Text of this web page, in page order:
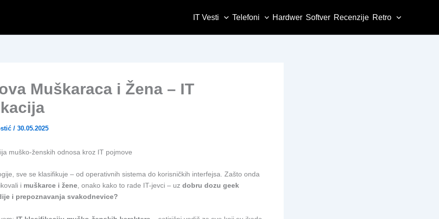
IT Vesti Telefoni Hardwer Softver Recenzije Retro
Muškaraca i Žena – IT
/ 30.05.2025
muško-ženskih odnosa kroz IT pojmove
sve se klasifikuje – od operativnih sistema do korisničkih interfejsa. Zašto onda
i muškarce i žene, onako kako to rade IT-jevci – uz dobru dozu geek
i prepoznavanja svakodnevice?